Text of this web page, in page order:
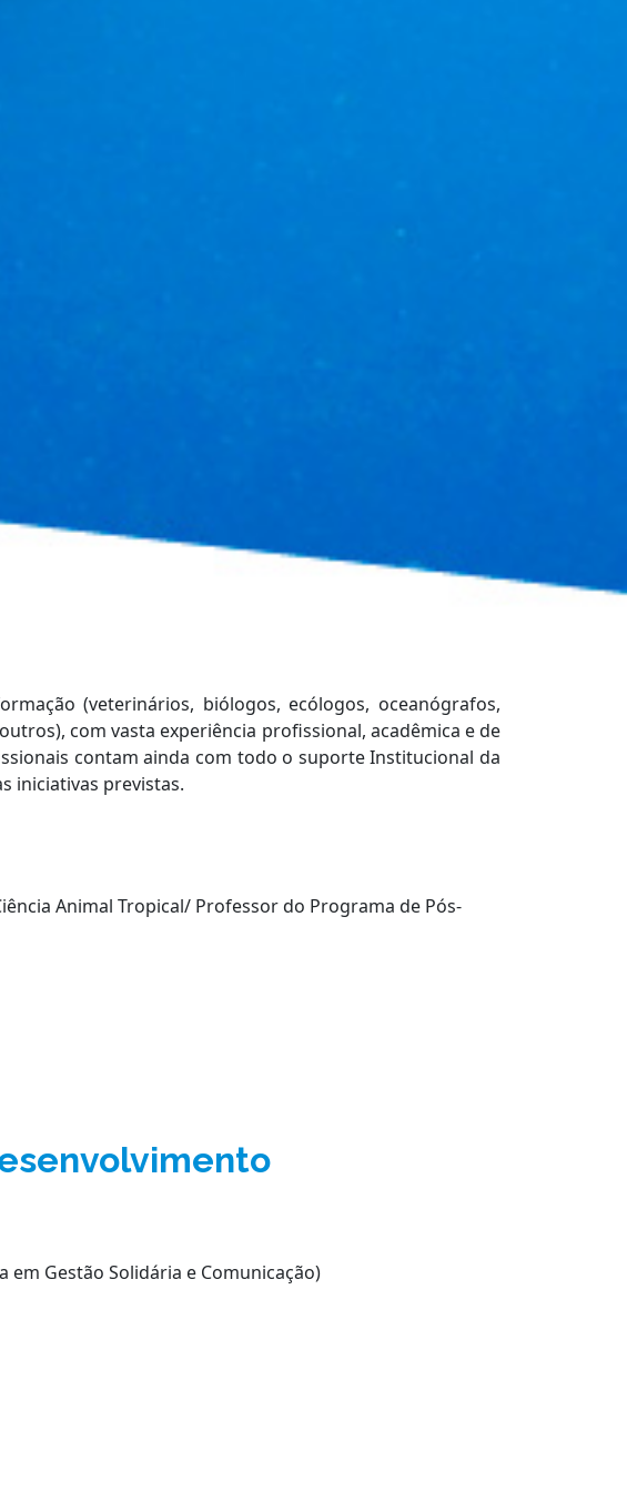
(veterinários, biólogos, ecólogos, oceanógrafos,
com vasta experiência profissional, acadêmica e de
contam ainda com todo o suporte Institucional da
iniciativas previstas.
Animal Tropical/ Professor do Programa de Pós-
Gestão Solidária e Comunicação)